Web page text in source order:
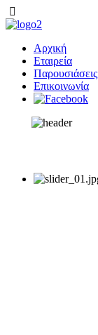
Αρχική
Εταιρεία
Παρουσιάσεις
Επικοινωνία